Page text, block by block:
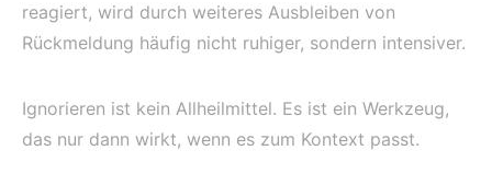
reagiert, wird durch weiteres Ausbleiben von
Rückmeldung häufig nicht ruhiger, sondern intensiver.
Ignorieren ist kein Allheilmittel. Es ist ein Werkzeug,
das nur dann wirkt, wenn es zum Kontext passt.